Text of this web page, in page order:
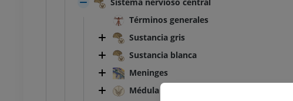
Términos generales
Sustancia gris
Sustancia blanca
Meninges
Médula espinal